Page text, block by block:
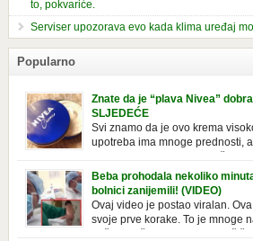
to, pokvariće.
Serviser upozorava evo kada klima uređaj
Popularno
Znate da je “plava Nivea”
SLJEDEĆE
Svi znamo da je ovo krema
upotreba ima mnoge prednosti,
o njoj. Nivea krema u klasičnoj,
prepoznatljivog mirisa i jednostavne formule,
u kupatilima i muškaraca i žena. Mnogi ljudi
čak nose sa […]
Beba prohodala nekoliko
bolnici zanijemili! (VIDEO)
Ovaj video je postao viralan.
svoje prve korake. To je mnoge